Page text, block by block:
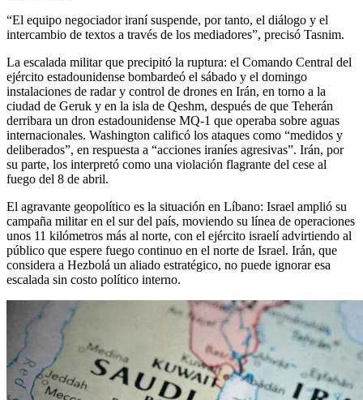
“El equipo negociador iraní suspende, por tanto, el diálogo y el
intercambio de textos a través de los mediadores”, precisó Tasnim.
La escalada militar que precipitó la ruptura: el Comando Central del
ejército estadounidense bombardeó el sábado y el domingo
instalaciones de radar y control de drones en Irán, en torno a la
ciudad de Geruk y en la isla de Qeshm, después de que Teherán
derribara un dron estadounidense MQ-1 que operaba sobre aguas
internacionales. Washington calificó los ataques como “medidos y
deliberados”, en respuesta a “acciones iraníes agresivas”. Irán, por
su parte, los interpretó como una violación flagrante del cese al
fuego del 8 de abril.
El agravante geopolítico es la situación en Líbano: Israel amplió su
campaña militar en el sur del país, moviendo su línea de operaciones
unos 11 kilómetros más al norte, con el ejército israelí advirtiendo al
público que espere fuego continuo en el norte de Israel. Irán, que
considera a Hezbolá un aliado estratégico, no puede ignorar esa
escalada sin costo político interno.